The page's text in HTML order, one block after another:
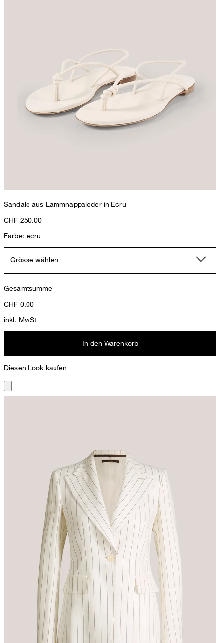
Sandale aus Lammnappaleder in Ecru
CHF 250.00
Farbe: ecru
Grösse wählen
Gesamtsumme
CHF 0.00
inkl. MwSt
In den Warenkorb
Diesen Look kaufen